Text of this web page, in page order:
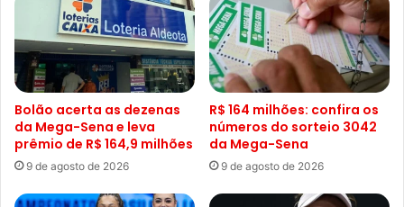
Bolão acerta as dezenas
da Mega-Sena e leva
prêmio de R$ 164,9 milhões
9 de agosto de 2026
R$ 164 milhões: confira os
números do sorteio 3042
da Mega-Sena
9 de agosto de 2026